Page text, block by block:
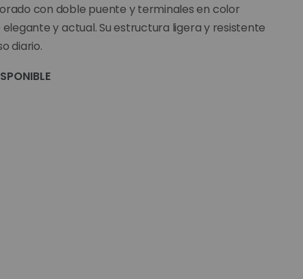
con doble puente y terminales en color
y actual. Su estructura ligera y resistente
diario.